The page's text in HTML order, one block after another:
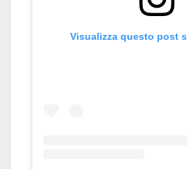
Visualizza questo post